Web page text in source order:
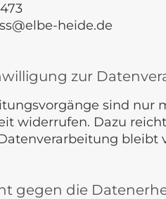
heide.de
zur
sind nur
widerrufen. Dazu
bleibt
gegen die